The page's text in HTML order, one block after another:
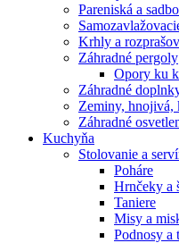
Pareniská a
Krhly a
Záhradné pergoly
Opory ku
Záhradné
Zeminy, hnojivá,
Záhradné
Kuchyňa
Stolovanie a
Poháre
Hrnčeky a
Taniere
Misy a
Podnosy a